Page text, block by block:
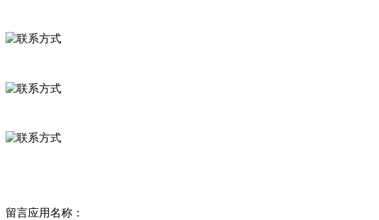
留言应用名称：